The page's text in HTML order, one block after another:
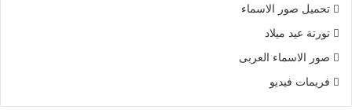
تحميل صور الاسماء
تورتة عيد ميلاد
صور الاسماء العربى
فريمات فيديو